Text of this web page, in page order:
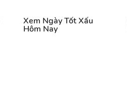
Xem Ngày Tốt Xấu
Hôm Nay